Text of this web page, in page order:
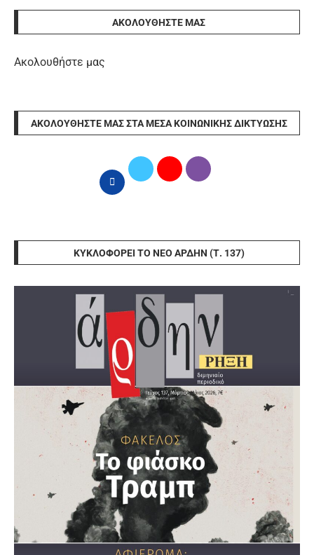
ΑΚΟΛΟΥΘΉΣΤΕ ΜΑΣ
Ακολουθήστε μας
ΑΚΟΛΟΥΘΉΣΤΕ ΜΑΣ ΣΤΑ ΜΈΣΑ ΚΟΙΝΩΝΙΚΉΣ ΔΙΚΤΎΩΣΗΣ
ΚΥΚΛΟΦΟΡΕΊ ΤΟ ΝΈΟ ΆΡΔΗΝ (Τ. 137)